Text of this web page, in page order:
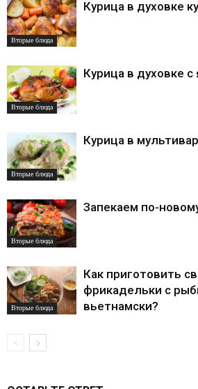
Вторые блюда
Курица в духовке
Вторые блюда
Курица в духовке
Вторые блюда
Курица в
Вторые блюда
Запекаем по-
Вторые блюда
Как приготовить
фрикадельки с
вьетнамски?